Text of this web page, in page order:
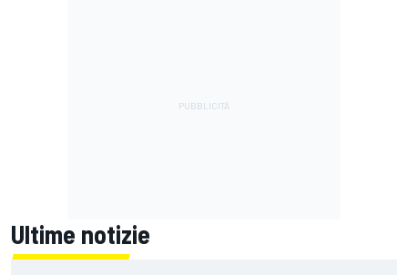
Ultime notizie